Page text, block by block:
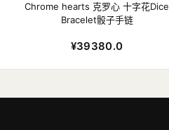
Chrome hearts 克罗心 十字花Dice
Bracelet骰子手链
¥39380.0